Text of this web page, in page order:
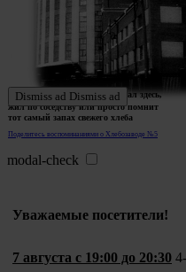
Поделитесь воспоминаниями о Хлебозаводе №5
Ждем истории тех, кто работал здесь,
жил по соседству или просто помнит
тот самый запах свежего хлеба
Dismiss ad Dismiss ad
modal-check
Уважаемые посетители!
7 августа с 19:00 до 20:30